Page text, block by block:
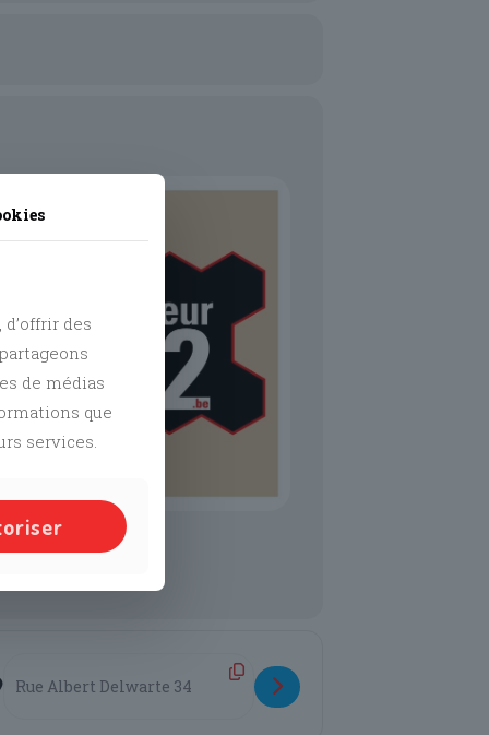
Destination Address - Patinoire et jeux vidéo [c3VVWeSUZ]
des
de médias
que
services.